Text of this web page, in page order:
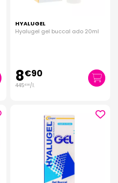
HYALUGEL
Hyalugel gel buccal ado 20ml
8€90
445€00/l.